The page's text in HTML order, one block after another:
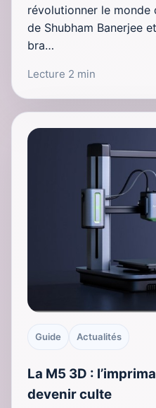
révolutionner le monde
de Shubham Banerjee
bra…
Lecture 2 min
Guide Actualités
La M5 3D :
devenir culte